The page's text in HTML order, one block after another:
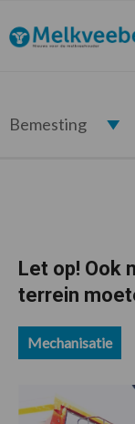
de
hoofdnavigatie
de
hoofd
de
eerste
de
voettekst
Melkveebedrijf.nl
Bemesting
Let op! Ook
terrein
Mechanisatie